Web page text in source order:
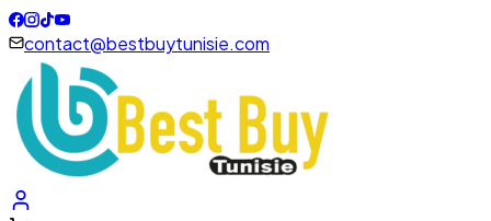
contact@bestbuytunisie.com